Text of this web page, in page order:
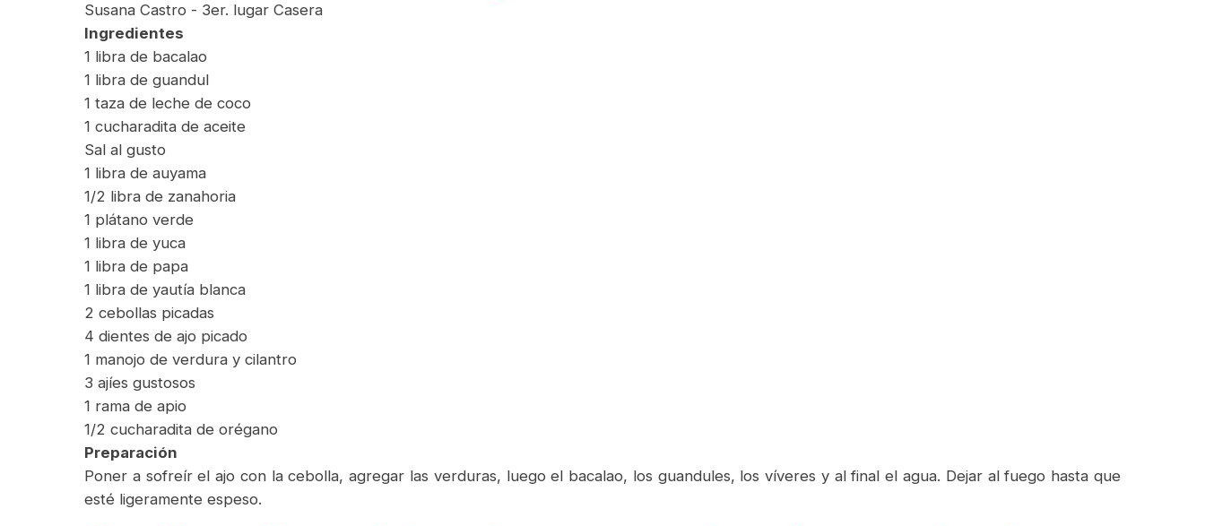
Susana Castro - 3er. lugar Casera
Ingredientes
1 libra de bacalao
1 libra de guandul
1 taza de leche de coco
1 cucharadita de aceite
Sal al gusto
1 libra de auyama
1/2 libra de zanahoria
1 plátano verde
1 libra de yuca
1 libra de papa
1 libra de yautía blanca
2 cebollas picadas
4 dientes de ajo picado
1 manojo de verdura y cilantro
3 ajíes gustosos
1 rama de apio
1/2 cucharadita de orégano
Preparación
Poner a sofreír el ajo con la cebolla, agregar las verduras, luego el bacalao, los guandules, los víveres y al final el agua. Dejar al fuego hasta que
esté ligeramente espeso.